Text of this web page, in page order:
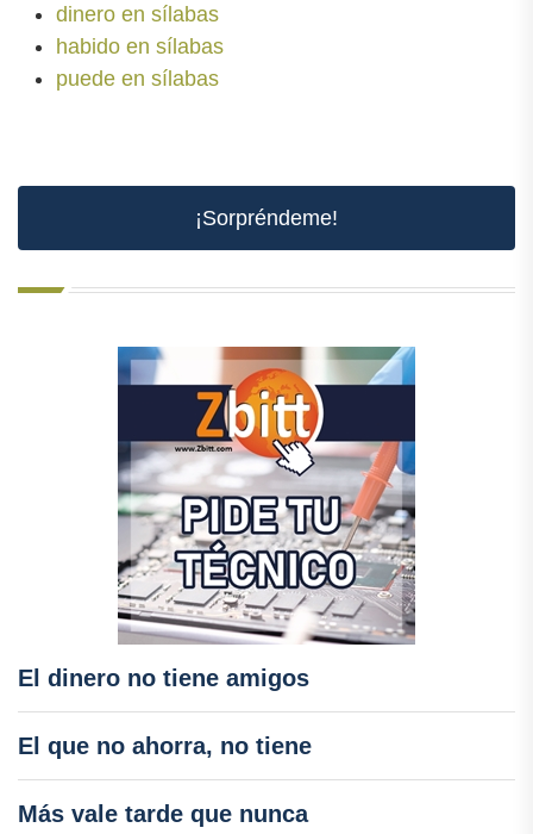
dinero en sílabas
habido en sílabas
puede en sílabas
¡Sorpréndeme!
El dinero no tiene amigos
El que no ahorra, no tiene
Más vale tarde que nunca